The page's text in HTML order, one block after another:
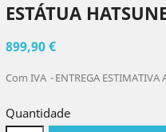
ESTÁTUA
899,90 €
Com IVA ENTREGA
Quantidade